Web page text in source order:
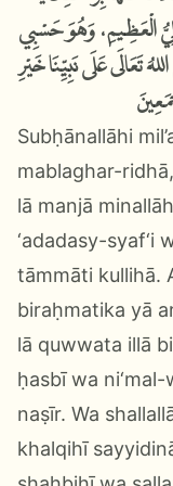
الْعَظِيمِ، وَهُوَ حَسْبِي
تَعَالَى عَلَى نَبِيِّنَا خَيْرِ
Subḥānallāhi
mablaghar-
lā manjā
‘adadasy-syaf‘i
tāmmāti kullihā.
biraḥmatika yā
lā quwwata illā
ḥasbī wa ni‘mal-
naṣīr. Wa
khalqihī